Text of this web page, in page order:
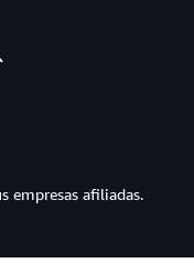
empresas afiliadas.